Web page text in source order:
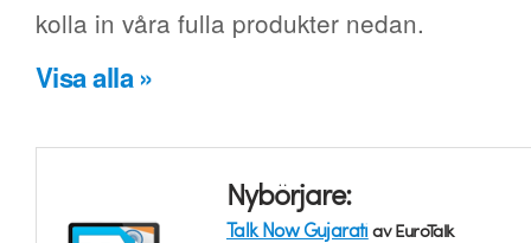
kolla in våra fulla produkter nedan.
Visa alla »
Nybörjare:
Talk Now Gujarati av EuroTalk